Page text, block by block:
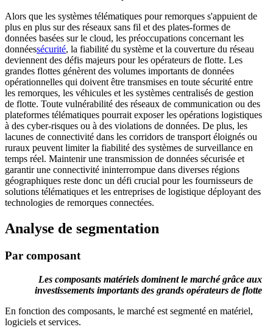
Alors que les systèmes télématiques pour remorques s'appuient de
plus en plus sur des réseaux sans fil et des plates-formes de
données basées sur le cloud, les préoccupations concernant les
donnéessécurité, la fiabilité du système et la couverture du réseau
deviennent des défis majeurs pour les opérateurs de flotte. Les
grandes flottes génèrent des volumes importants de données
opérationnelles qui doivent être transmises en toute sécurité entre
les remorques, les véhicules et les systèmes centralisés de gestion
de flotte. Toute vulnérabilité des réseaux de communication ou des
plateformes télématiques pourrait exposer les opérations logistiques
à des cyber-risques ou à des violations de données. De plus, les
lacunes de connectivité dans les corridors de transport éloignés ou
ruraux peuvent limiter la fiabilité des systèmes de surveillance en
temps réel. Maintenir une transmission de données sécurisée et
garantir une connectivité ininterrompue dans diverses régions
géographiques reste donc un défi crucial pour les fournisseurs de
solutions télématiques et les entreprises de logistique déployant des
technologies de remorques connectées.
Analyse de segmentation
Par composant
Les composants matériels dominent le marché grâce aux
investissements importants des grands opérateurs de flotte
En fonction des composants, le marché est segmenté en matériel,
logiciels et services.